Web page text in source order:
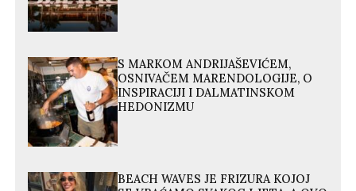
S MARKOM ANDRIJAŠEVIĆEM,
OSNIVAČEM MARENDOLOGIJE, O
INSPIRACIJI I DALMATINSKOM
HEDONIZMU
BEACH WAVES JE FRIZURA KOJOJ